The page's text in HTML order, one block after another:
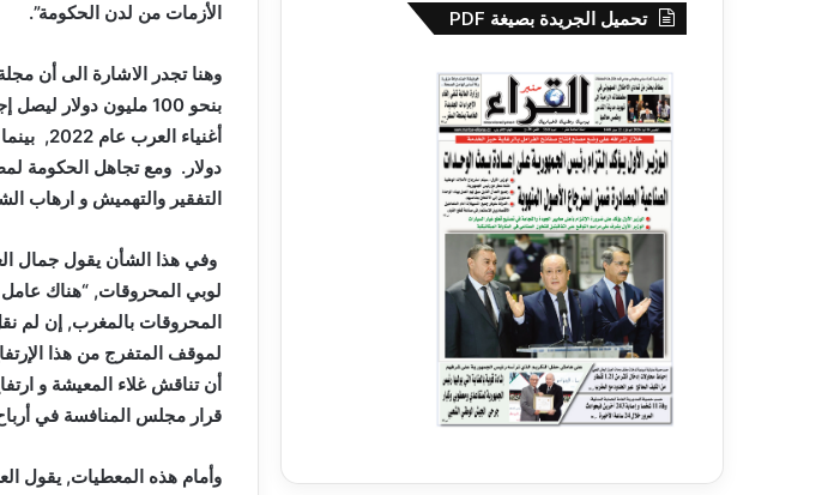
الأزمات من لدن الحكومة”.
وهنا تجدر الاشارة الى أن
دولار. ومع تجاهل الحكومة
التفقير والتهميش و ارهاب
وفي هذا الشأن يقول جمال
لوبي المحروقات, “هناك
المحروقات بالمغرب, إن لم
لموقف المتفرج من هذا
أن تناقش غلاء المعيشة و
قرار مجلس المنافسة في
وأمام هذه المعطيات, يقول
تحميل الجريدة بصيغة PDF